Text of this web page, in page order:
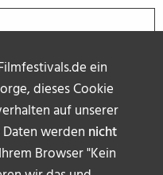
ein
dieses Cookie
auf unserer
werden nicht
Browser "Kein